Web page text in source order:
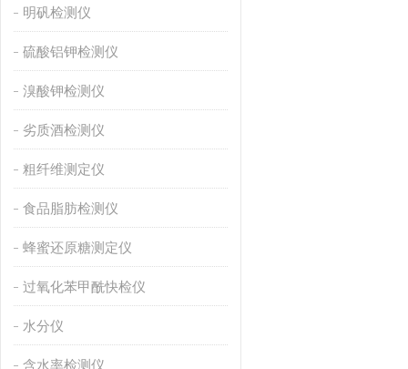
明矾检测仪
硫酸铝钾检测仪
溴酸钾检测仪
劣质酒检测仪
粗纤维测定仪
食品脂肪检测仪
蜂蜜还原糖测定仪
过氧化苯甲酰快检仪
水分仪
含水率检测仪